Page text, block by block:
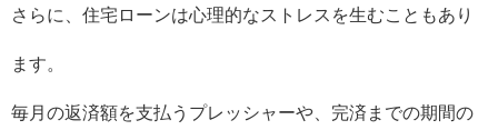
さらに、住宅ローンは心理的なストレスを生むこともあり
ます。
毎月の返済額を支払うプレッシャーや、完済までの期間の